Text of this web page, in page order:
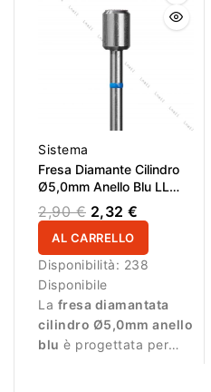
Sistema
Fresa Diamante Cilindro
Ø5,0mm Anello Blu LL
1,0mm
2,90 € 2,32 €
AL CARRELLO
Disponibilità: 238
Disponibile
La fresa diamantata
cilindro Ø5,0mm anello
blu è progettata per